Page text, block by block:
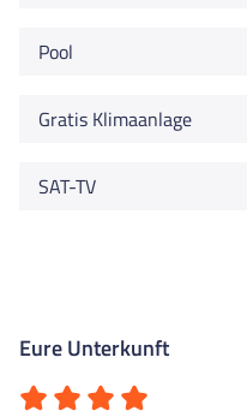
Pool
Gratis Klimaanlage
SAT-TV
Eure Unterkunft